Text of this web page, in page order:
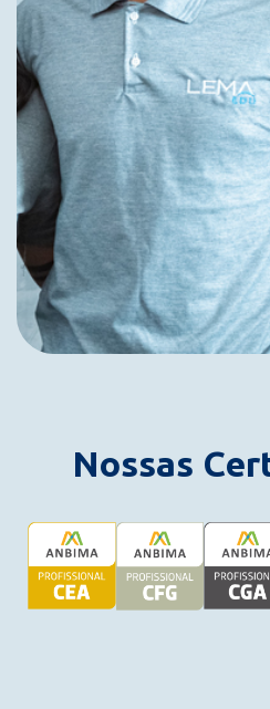
Nossas